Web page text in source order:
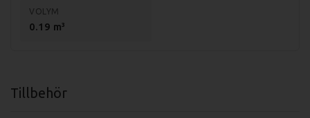
VOLYM
0.19 m³
Tillbehör